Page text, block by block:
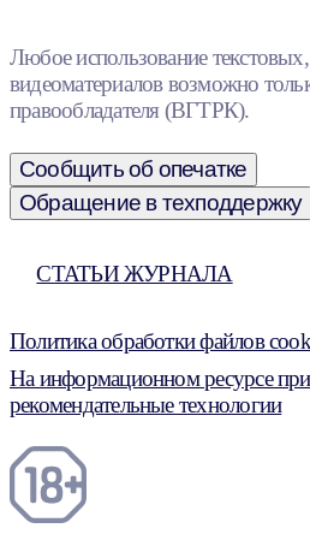
Любое использование
видеоматериалов возможно
правообладателя (ВГТРК).
Сообщить об опечатке
Обращение в техподдержку
СТАТЬИ ЖУРНАЛА
Политика обработки файлов
На информационном ресурсе
рекомендательные технологии